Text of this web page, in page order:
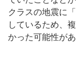
クラスの地震に
しているため、
かった可能性があ